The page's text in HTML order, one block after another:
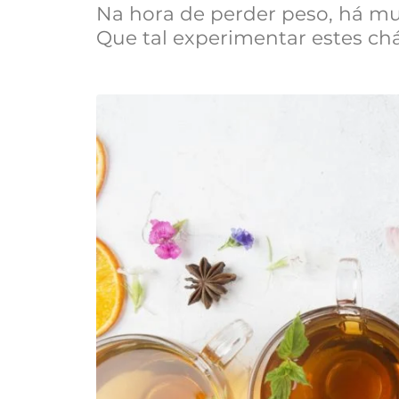
Na hora de perder peso, há
Que tal experimentar estes